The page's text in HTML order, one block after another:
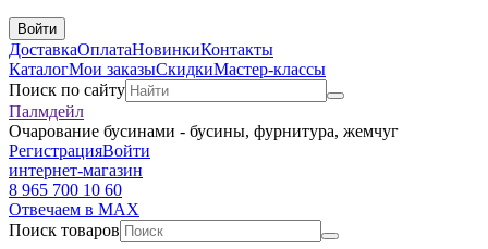
Войти
ДоставкаОплатаНовинкиКонтакты
КаталогМои заказыСкидкиМастер-классы
Поиск по сайту
Палмдейл
Очарование бусинами - бусины, фурнитура, жемчуг
РегистрацияВойти
интернет-магазин
8 965 700 10 60
Отвечаем в MAX
Поиск товаров